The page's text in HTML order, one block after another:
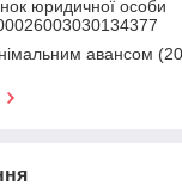
юридичної особи
авансом